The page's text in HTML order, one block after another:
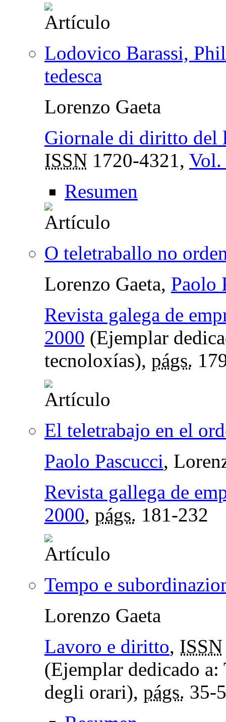
Lodovico Barassi,
tedesca
Lorenzo Gaeta
Giornale di diritto del
ISSN 1720-4321, Vol.
Resumen
O teletraballo no
Lorenzo Gaeta, Paolo
Revista galega de
2000 (Ejemplar
tecnoloxías), págs.
El teletrabajo en el
Paolo Pascucci,
Revista gallega de
2000, págs. 181-232
Tempo e
Lorenzo Gaeta
Lavoro e diritto, ISSN
(Ejemplar dedicado
degli orari), págs. 35-